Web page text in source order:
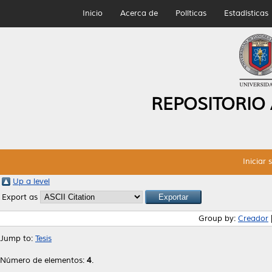
Inicio Acerca de Políticas Estadísticas
Iniciar
Up a level
Export as
Group by: Creador
Jump to: Tesis
Número de elementos: 4.